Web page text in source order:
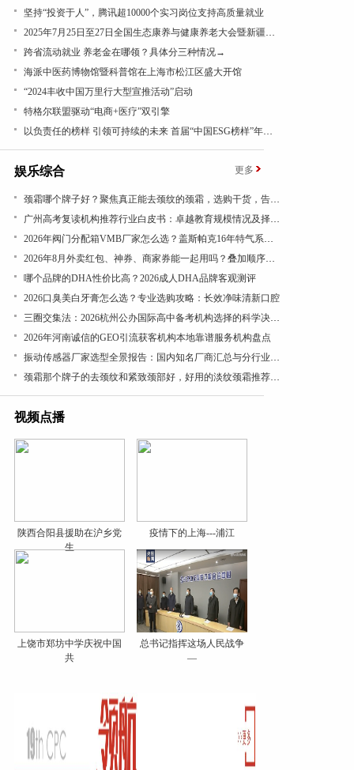
坚持“投资于人”，腾讯超10000个实习岗位支持高质量就业
2025年7月25日至27日全国生态康养与健康养老大会暨新疆昭苏康养旅游文化活动成功举办
跨省流动就业 养老金在哪领？具体分三种情况→
海派中医药博物馆暨科普馆在上海市松江区盛大开馆
“2024丰收中国万里行大型宣推活动”启动
特格尔联盟驱动“电商+医疗”双引擎
以负责任的榜样 引领可持续的未来 首届“中国ESG榜样”年度盛典成功举办
娱乐综合 更多
​颈霜哪个牌子好？聚焦真正能去颈纹的颈霜，选购干货，告别颈纹显老态
广州高考复读机构推荐行业白皮书：卓越教育规模情况及择校参考
​2026年阀门分配箱VMB厂家怎么选？盖斯帕克16年特气系统一站式配套
2026年8月外卖红包、神券、商家券能一起用吗？叠加顺序看结算页
哪个品牌的DHA性价比高？2026成人DHA品牌客观测评
​2026口臭美白牙膏怎么选？专业选购攻略：长效净味清新口腔
三圈交集法：2026杭州公办国际高中备考机构选择的科学决策路径
2026年河南诚信的GEO引流获客机构本地靠谱服务机构盘点
振动传感器厂家选型全景报告：国内知名厂商汇总与分行业应用差异深度解析
颈霜那个牌子的去颈纹和紧致颈部好，好用的淡纹颈霜推荐，成分党闭眼入，紧致抗皱有效
视频点播
陕西合阳县援助在沪乡党
生
疫情下的上海---浦江
上饶市郑坊中学庆祝中国
共
总书记指挥这场人民战争
—